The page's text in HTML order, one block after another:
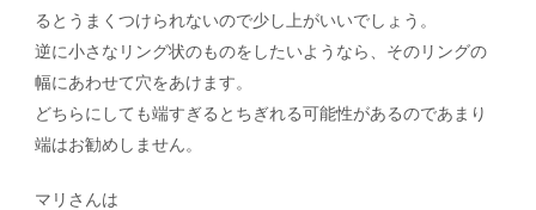
るとうまくつけられないので少し上がいいでしょう。
逆に小さなリング状のものをしたいようなら、そのリングの
幅にあわせて穴をあけます。
どちらにしても端すぎるとちぎれる可能性があるのであまり
端はお勧めしません。
マリさんは